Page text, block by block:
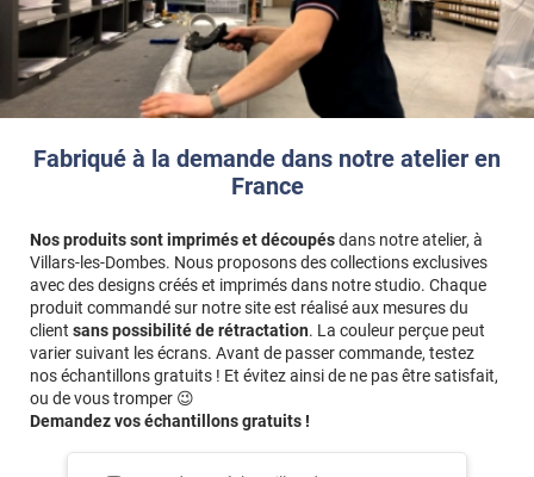
Fabriqué à la demande dans notre atelier en
France
Nos produits sont imprimés et découpésdans notre atelier, à
Villars-les-Dombes. Nous proposons des collections exclusives
avec des designs créés et imprimés dans notre studio. Chaque
produit commandé sur notre site est réalisé aux mesures du
client sans possibilité de rétractation. La couleur perçue peut
varier suivant les écrans. Avant de passer commande, testez
nos échantillons gratuits ! Et évitez ainsi de ne pas être satisfait,
ou de vous tromper 😉
Demandez vos échantillons gratuits !